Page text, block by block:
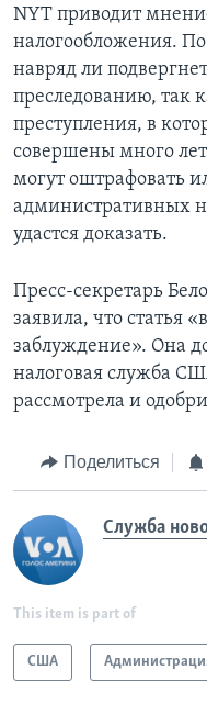
NYT приводит
налогообложения.
навряд ли
преследованию, так
преступления, в
совершены много
могут оштрафовать
административных
удастся доказать.
Пресс-секретарь
заявила, что статья
заблуждение». Она
налоговая служба
рассмотрела и
Поделиться
Служба
This item is part of
США